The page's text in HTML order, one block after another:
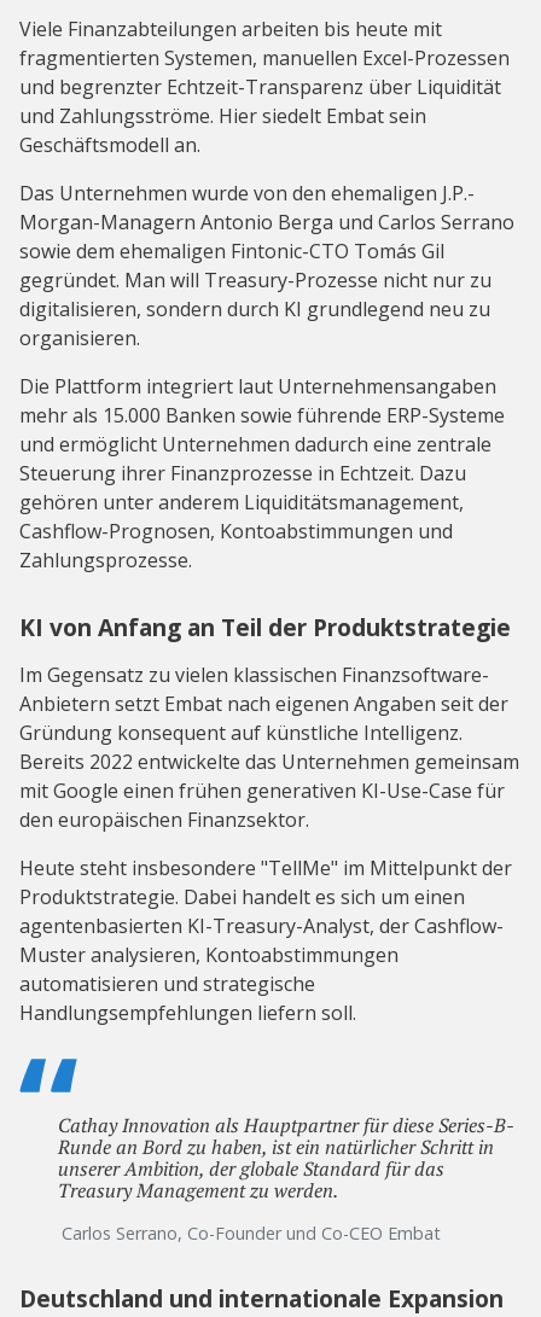
Viele Finanzabteilungen arbeiten bis heute mit
fragmentierten Systemen, manuellen Excel-Prozessen
und begrenzter Echtzeit-Transparenz über Liquidität
und Zahlungsströme. Hier siedelt Embat sein
Geschäftsmodell an.
Das Unternehmen wurde von den ehemaligen J.P.-
Morgan-Managern Antonio Berga und Carlos Serrano
sowie dem ehemaligen Fintonic-CTO Tomás Gil
gegründet. Man will Treasury-Prozesse nicht nur zu
digitalisieren, sondern durch KI grundlegend neu zu
organisieren.
Die Plattform integriert laut Unternehmensangaben
mehr als 15.000 Banken sowie führende ERP-Systeme
und ermöglicht Unternehmen dadurch eine zentrale
Steuerung ihrer Finanzprozesse in Echtzeit. Dazu
gehören unter anderem Liquiditätsmanagement,
Cashflow-Prognosen, Kontoabstimmungen und
Zahlungsprozesse.
KI von Anfang an Teil der Produktstrategie
Im Gegensatz zu vielen klassischen Finanzsoftware-
Anbietern setzt Embat nach eigenen Angaben seit der
Gründung konsequent auf künstliche Intelligenz.
Bereits 2022 entwickelte das Unternehmen gemeinsam
mit Google einen frühen generativen KI-Use-Case für
den europäischen Finanzsektor.
Heute steht insbesondere "TellMe" im Mittelpunkt der
Produktstrategie. Dabei handelt es sich um einen
agentenbasierten KI-Treasury-Analyst, der Cashflow-
Muster analysieren, Kontoabstimmungen
automatisieren und strategische
Handlungsempfehlungen liefern soll.
Cathay Innovation als Hauptpartner für diese Series-B-
Runde an Bord zu haben, ist ein natürlicher Schritt in
unserer Ambition, der globale Standard für das
Treasury Management zu werden.
Carlos Serrano, Co-Founder und Co-CEO Embat
Deutschland und internationale Expansion